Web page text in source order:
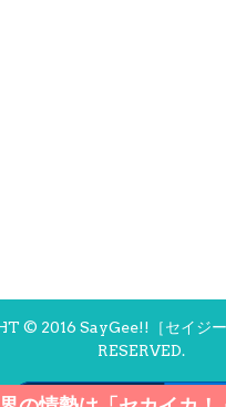
© 2016 SayGee!!［セイジ
RESERVED.
モバイル PC